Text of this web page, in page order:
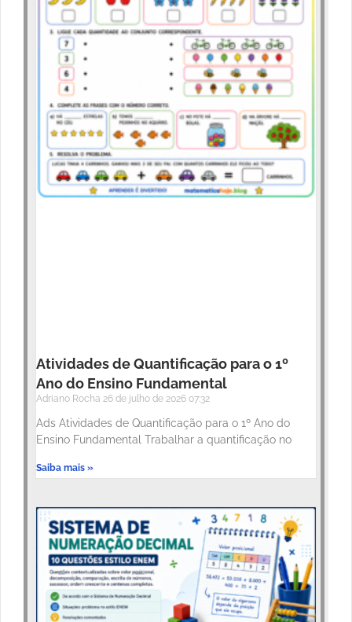
Atividades de Quantificação para o 1º
Ano do Ensino Fundamental
Adriano Rocha 26 de julho de 2026 07:32
Ads Atividades de Quantificação para o 1º Ano do
Ensino Fundamental Trabalhar a quantificação no
Saiba mais »